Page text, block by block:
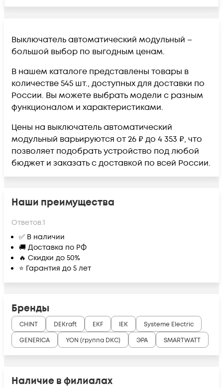
Выключатель автоматический модульный –
большой выбор по выгодным ценам.
В нашем каталоге представлены товары в
количестве 545 шт., доступных для доставки по
России. Вы можете выбрать модели с разным
функционалом и характеристиками.
Цены на выключатель автоматический
модульный варьируются от 26 ₽ до 4 353 ₽, что
позволяет подобрать устройство под любой
бюджет и заказать с доставкой по всей России.
Наши преимущества
Ответов:1
✅ В наличии
🚚 Доставка по РФ
🔥 Скидки до 50%
⭐ Гарантия до 5 лет
Бренды
CHINT DEKraft EKF IEK
Systeme Electric
GENERICA
YON (группа DKC) ЭРА SMARTWATT
Наличие в филиалах